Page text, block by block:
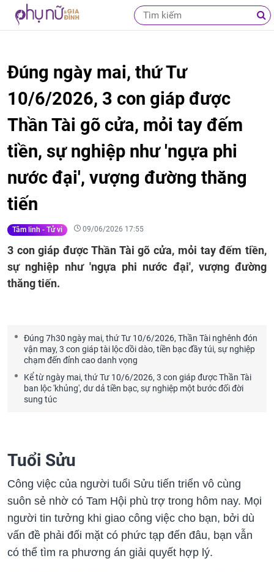
Đúng ngày mai, thứ Tư
10/6/2026, 3 con giáp được
Thần Tài gõ cửa, mỏi tay đếm
tiền, sự nghiệp như 'ngựa phi
nước đại', vượng đường thăng
tiến
Tâm linh - Tử vi 09/06/2026 17:55
3 con giáp được Thần Tài gõ cửa, mỏi tay đếm tiền,
sự nghiệp như 'ngựa phi nước đại', vượng đường
thăng tiến.
Đúng 7h30 ngày mai, thứ Tư 10/6/2026, Thần Tài nghênh đón
vận may, 3 con giáp tài lộc dồi dào, tiền bạc đầy túi, sự nghiệp
chạm đến đỉnh cao danh vọng
Kể từ ngày mai, thứ Tư 10/6/2026, 3 con giáp được Thần Tài
ban lộc 'khủng', dư dả tiền bạc, sự nghiệp một bước đối đời
sung túc
Tuổi Sửu
Công việc của người tuổi Sửu tiến triển vô cùng
suôn sẻ nhờ có Tam Hội phù trợ trong hôm nay. Mọi
người tin tưởng khi giao công việc cho bạn, bởi dù
vấn đề phải đối mặt có phức tạp đến đâu, bạn vẫn
có thể tìm ra phương án giải quyết hợp lý.